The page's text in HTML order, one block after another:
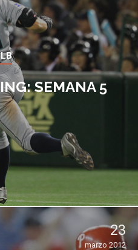
SEMANA 5
23
marzo 2012